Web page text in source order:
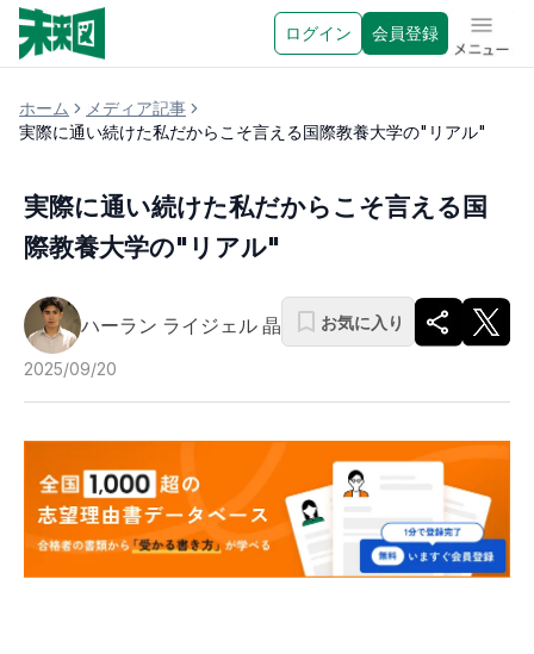
ログイン 会員登録 メニュ
ホーム
メディア記事
実際に通い続けた私だからこそ言える国際教養大学の"リアル"
実際に通い続けた私だからこそ言える国
際教養大学の"リアル"
ハーラン ライジェル 晶
2025/09/20
お気に入り